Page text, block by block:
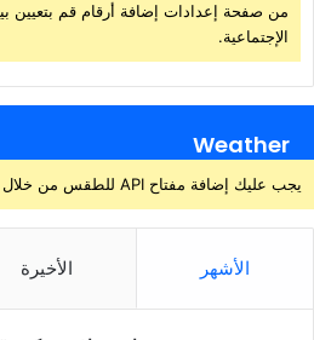
من صفحة إعدادات إضافة أرقام قم بتعيين
الإجتماعية.
Weather
يجب عليك إضافة مفتاح API للطقس من خلال صفحة إعدادات القالب > الدمج
الأشهر الأخيرة